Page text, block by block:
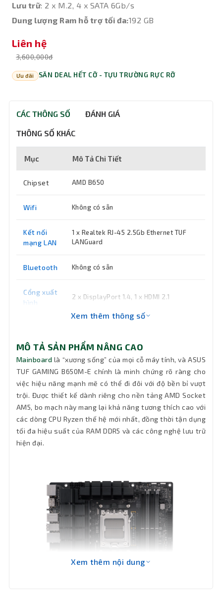
Lưu trữ: 2 x M.2, 4 x SATA 6Gb/s
Dung lượng Ram hỗ trợ tối đa:192 GB
Liên hệ
3,600,000đ
Ưu đãi SĂN DEAL HẾT CỠ - TỰU TRƯỜNG RỰC RỠ
CÁC THÔNG SỐ ĐÁNH GIÁ
THÔNG SỐ KHÁC
Mục Mô Tả Chi Tiết
Chipset AMD B650
Wifi Không có sẵn
Kết nối
mạng LAN
1 x Realtek RJ-45 2.5Gb Ethernet TUF
LANGuard
Bluetooth Không có sẵn
Cổng xuất
hình
2 x DisplayPort 1.4, 1 x HDMI 2.1
Tốc độ
Bus
6200(OC)/ 6000(OC)/ 5800(OC)/
5600(OC)/ 5400(OC)/ 5200/ 5000/
4800 ECC
Hệ điều
hành hỗ
trợ
Windows 11, Windows 10 64-bit
Lưu trữ 2 x M.2, 4 x SATA 6Gb/s
Loại Ram DDR5
Giao Tiếp
2 x PCIe 4.0 x16, 2 x PCIe 4.0 x1
Số cổng
2 x USB 3.2 Gen 2 (10G) - (1 x Type-A + 1
(2 x Type-A), 4 x USB 2.0 (4 x Type-A)
Xem thêm thông số
MÔ TẢ SẢN PHẨM NÂNG CAO
Mainboard là “xương sống” của mọi cỗ máy tính, và ASUS
TUF GAMING B650M-E chính là minh chứng rõ ràng cho
việc hiệu năng mạnh mẽ có thể đi đôi với độ bền bỉ vượt
trội. Được thiết kế dành riêng cho nền tảng AMD Socket
AM5, bo mạch này mang lại khả năng tương thích cao với
các dòng CPU Ryzen thế hệ mới nhất, đồng thời tận dụng
tối đa hiệu suất của RAM DDR5 và các công nghệ lưu trữ
hiện đại.
Xem thêm nội dung